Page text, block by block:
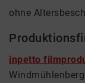
ohne
inpetto
Windmühlenberg